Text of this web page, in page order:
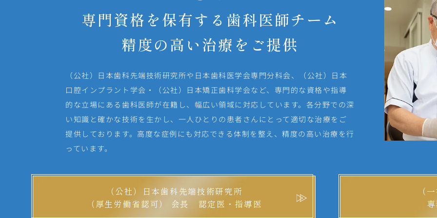
専門資格を保有する歯科医師チーム
精度の高い治療をご提供
（公社）日本歯科先端技術研究所や日本歯科医学会専門分科会、（公社）日本
口腔インプラント学会・（公社）日本矯正歯科学会など、専門的な資格や指導
的な立場にある歯科医師が在籍し、幅広い領域に対応しています。各分野での深
い知識と確かな技術を生かし、一人ひとりの患者さんにとって適切な治療をご
提供しております。高度な症例にも対応できる体制を整え、精度の高い治療を行
っています。
（公社）日本歯科先端技術研究所
（厚生労働省認可） 会長 認定医・指導医
（